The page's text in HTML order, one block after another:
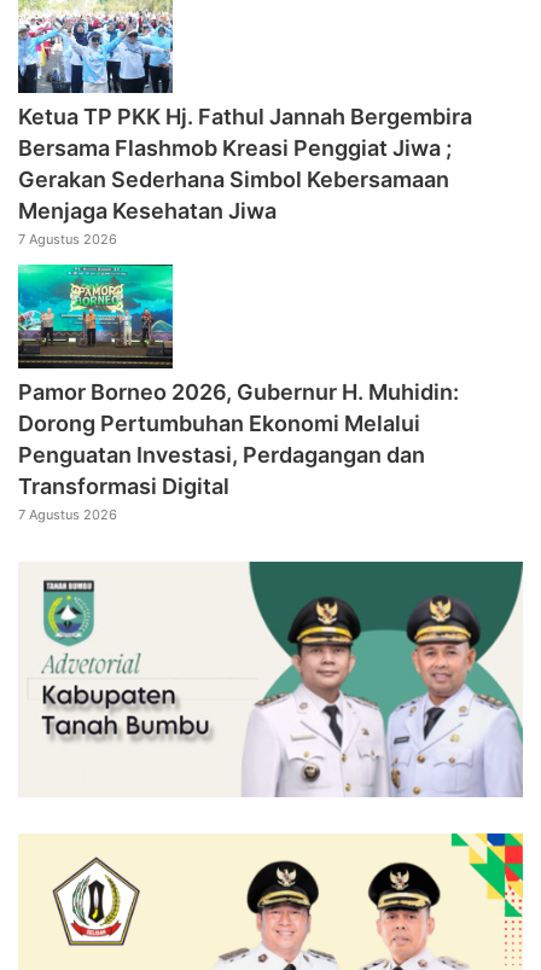
‎Ketua TP PKK Hj. Fathul Jannah Bergembira
Bersama Flashmob Kreasi Penggiat Jiwa ;
Gerakan Sederhana Simbol Kebersamaan
Menjaga Kesehatan Jiwa
7 Agustus 2026
Pamor Borneo 2026, Gubernur H. Muhidin:
Dorong Pertumbuhan Ekonomi Melalui
Penguatan Investasi, Perdagangan dan
Transformasi Digital
7 Agustus 2026